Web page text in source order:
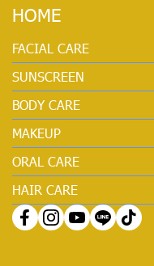
HOME
FACIAL CARE
SUNSCREEN
BODY CARE
MAKEUP
ORAL CARE
HAIR CARE